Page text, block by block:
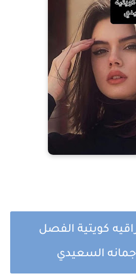
كويتية الفصل
السعيدي